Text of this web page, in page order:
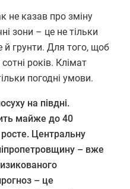
не казав про зміну
зони – це не тільки
й грунти. Для того, щоб
років. Клімат
погодні умови.
на півдні.
майже до 40
Центральну
– вже
– це